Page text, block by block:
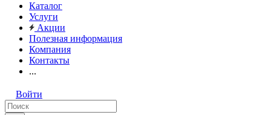
Каталог
Услуги
Акции
Полезная информация
Компания
Контакты
...
Войти